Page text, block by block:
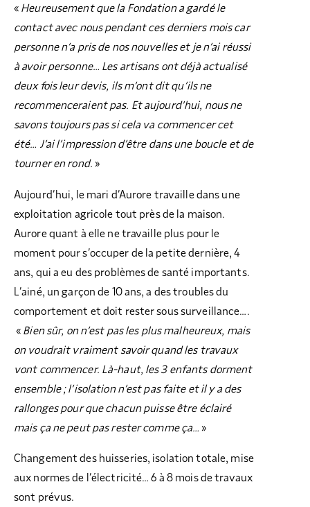
« Heureusement que la Fondation a gardé le
contact avec nous pendant ces derniers mois car
personne n’a pris de nos nouvelles et je n’ai réussi
à avoir personne… Les artisans ont déjà actualisé
deux fois leur devis, ils m’ont dit qu’ils ne
recommenceraient pas. Et aujourd’hui, nous ne
savons toujours pas si cela va commencer cet
été… J’ai l’impression d’être dans une boucle et de
tourner en rond. »
Aujourd’hui, le mari d’Aurore travaille dans une
exploitation agricole tout près de la maison.
Aurore quant à elle ne travaille plus pour le
moment pour s’occuper de la petite dernière, 4
ans, qui a eu des problèmes de santé importants.
L’ainé, un garçon de 10 ans, a des troubles du
comportement et doit rester sous surveillance….
« Bien sûr, on n’est pas les plus malheureux, mais
on voudrait vraiment savoir quand les travaux
vont commencer. Là-haut, les 3 enfants dorment
ensemble ; l’isolation n’est pas faite et il y a des
rallonges pour que chacun puisse être éclairé
mais ça ne peut pas rester comme ça… »
Changement des huisseries, isolation totale, mise
aux normes de l’électricité… 6 à 8 mois de travaux
sont prévus.